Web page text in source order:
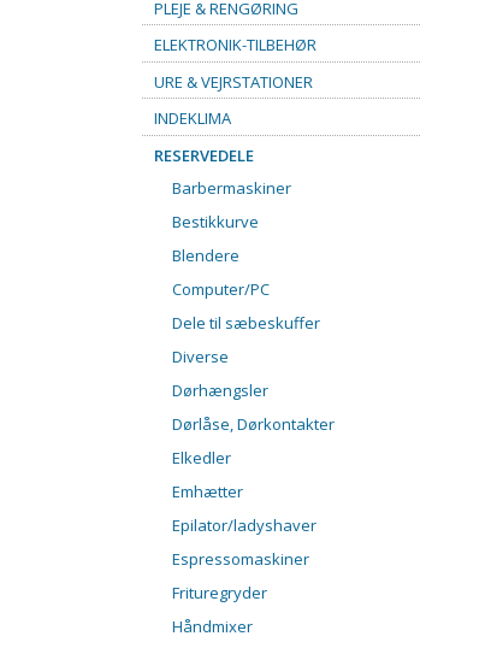
PLEJE & RENGØRING
ELEKTRONIK-TILBEHØR
URE & VEJRSTATIONER
INDEKLIMA
RESERVEDELE
Barbermaskiner
Bestikkurve
Blendere
Computer/PC
Dele til sæbeskuffer
Diverse
Dørhængsler
Dørlåse, Dørkontakter
Elkedler
Emhætter
Epilator/ladyshaver
Espressomaskiner
Frituregryder
Håndmixer